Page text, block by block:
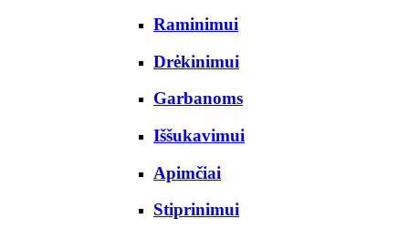
Raminimui
Drėkinimui
Garbanoms
Iššukavimui
Apimčiai
Stiprinimui